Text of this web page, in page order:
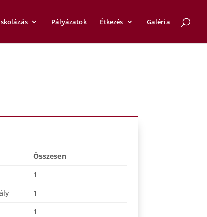
Pályázatok Étkezés Galéria
Összesen
1
1
1